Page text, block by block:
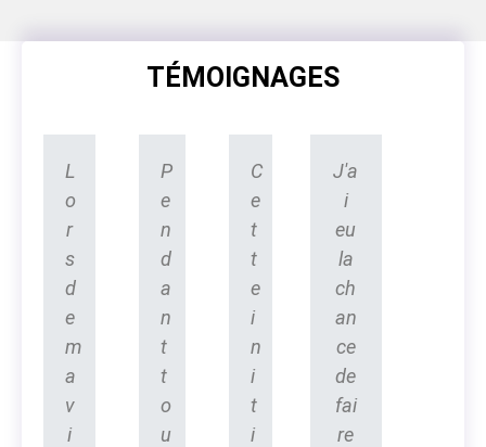
TÉMOIGNAGES
L
o
r
s
d
e
m
a
v
i
P
e
n
d
a
n
t
t
o
u
C
e
t
t
e
i
n
i
t
i
J'a
i
eu
la
ch
an
ce
de
fai
re